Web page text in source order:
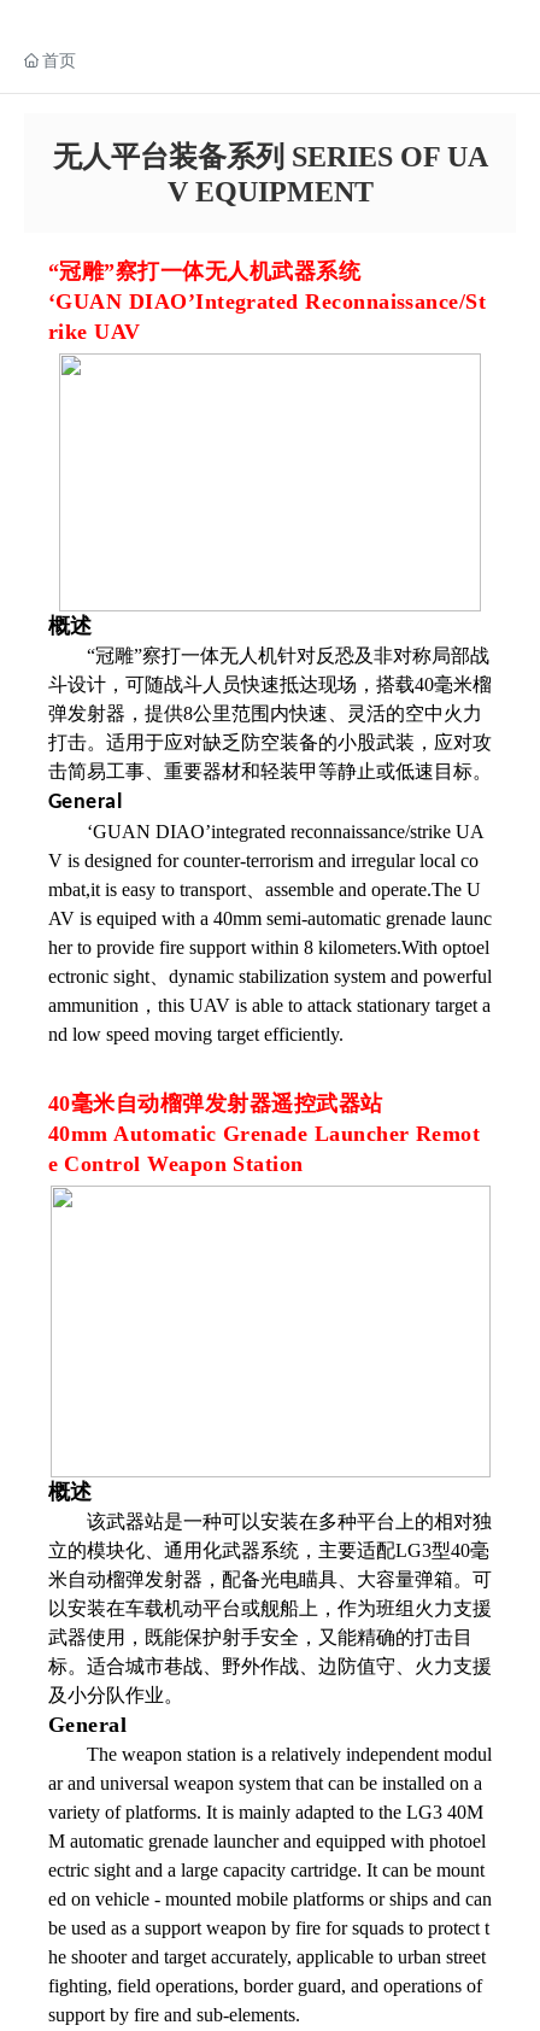
首页
无人平台装备系列 SERIES OF UA
V EQUIPMENT
“冠雕”察打一体无人机武器系统
‘GUAN DIAO’Integrated Reconnaissance/St
rike UAV
概述
“冠雕”察打一体无人机针对反恐及非对称局部战
斗设计，可随战斗人员快速抵达现场，搭载40毫米榴
弹发射器，提供8公里范围内快速、灵活的空中火力
打击。适用于应对缺乏防空装备的小股武装，应对攻
击简易工事、重要器材和轻装甲等静止或低速目标。
General
‘GUAN DIAO’integrated reconnaissance/strike UA
V is designed for counter-terrorism and irregular local co
mbat,it is easy to transport、assemble and operate.The U
AV is equiped with a 40mm semi-automatic grenade launc
her to provide fire support within 8 kilometers.With optoel
ectronic sight、dynamic stabilization system and powerful
ammunition，this UAV is able to attack stationary target a
nd low speed moving target efficiently.
40毫米自动榴弹发射器遥控武器站
40mm Automatic Grenade Launcher Remot
e Control Weapon Station
概述
该武器站是一种可以安装在多种平台上的相对独
立的模块化、通用化武器系统，主要适配LG3型40毫
米自动榴弹发射器，配备光电瞄具、大容量弹箱。可
以安装在车载机动平台或舰船上，作为班组火力支援
武器使用，既能保护射手安全，又能精确的打击目
标。适合城市巷战、野外作战、边防值守、火力支援
及小分队作业。
General
The weapon station is a relatively independent modul
ar and universal weapon system that can be installed on a
variety of platforms. It is mainly adapted to the LG3 40M
M automatic grenade launcher and equipped with photoel
ectric sight and a large capacity cartridge. It can be mount
ed on vehicle - mounted mobile platforms or ships and can
be used as a support weapon by fire for squads to protect t
he shooter and target accurately, applicable to urban street
fighting, field operations, border guard, and operations of
support by fire and sub-elements.